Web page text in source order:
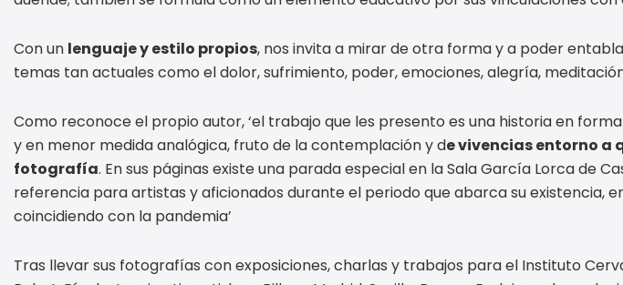
Con un lenguaje y estilo propios, nos invita a mirar de otra forma y a poder
temas tan actuales como el dolor, sufrimiento, poder, emociones, alegría,
Como reconoce el propio autor, ‘el trabajo que les presento es una historia en
y en menor medida analógica, fruto de la contemplación y de vivencias entorno a
fotografía. En sus páginas existe una parada especial en la Sala García Lorca de
referencia para artistas y aficionados durante el periodo que abarca su existencia,
coincidiendo con la pandemia’
Tras llevar sus fotografías con exposiciones, charlas y trabajos para el Instituto